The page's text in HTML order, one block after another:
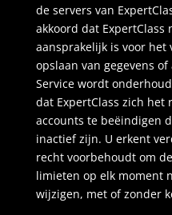
de servers van
akkoord dat
aansprakelijk is voor
opslaan van gegevens
Service wordt
dat ExpertClass zich het
accounts te beëindigen
inactief zijn. U erkent
recht voorbehoudt om
limieten op elk moment
wijzigen, met of zonder